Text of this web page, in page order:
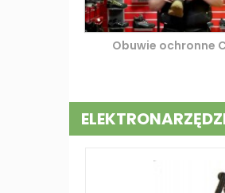
Obuwie ochronne